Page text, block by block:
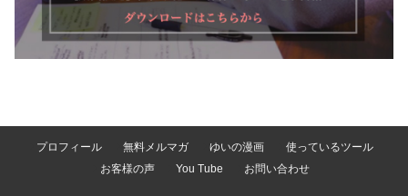
プロフィール 無料メルマガ ゆいの漫画
使っているツール
お客様の声
You Tube お問い合わせ